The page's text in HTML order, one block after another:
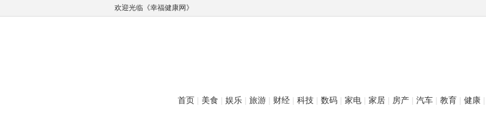
欢迎光临《幸福健康网》
首页 | 美食 | 娱乐 | 旅游 | 财经 | 科技 | 数码 | 家电 | 家居 | 房产 | 汽车 | 教育 | 健康 |